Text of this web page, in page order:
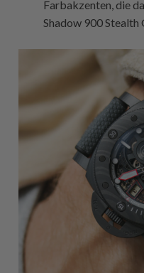
Farbakzenten, die
Shadow 900 Stealth